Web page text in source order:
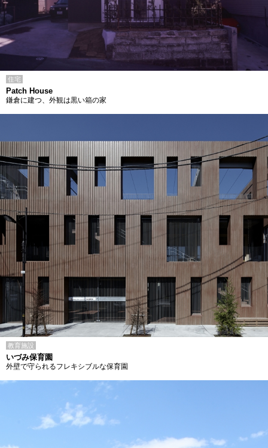
住宅
Patch House
鎌倉に建つ、外観は黒い箱の家
教育施設
いづみ保育園
外壁で守られるフレキシブルな保育園